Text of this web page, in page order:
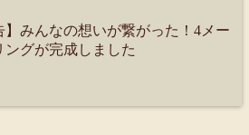
】みんなの想いが繋がった！4メー
ングが完成しました